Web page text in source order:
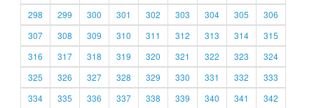
298
299 300 301 302 303 304 305
306
307
308 309 310 311 312 313 314
315
316
317 318 319 320 321 322 323
324
325
326 327 328 329 330 331 332
333
334
335 336 337 338 339 340 341 342